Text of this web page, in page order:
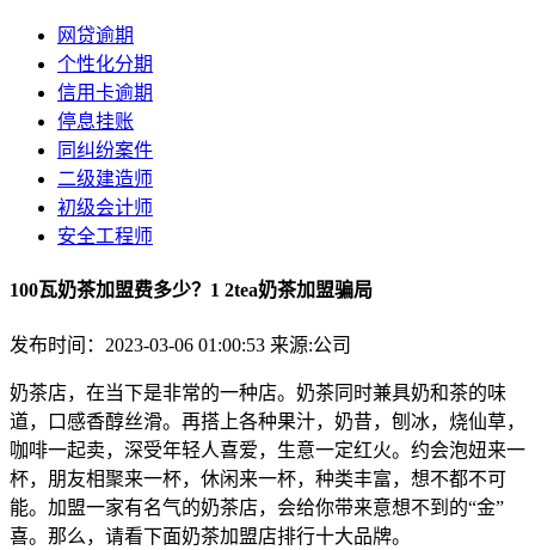
网贷逾期
个性化分期
信用卡逾期
停息挂账
同纠纷案件
二级建造师
初级会计师
安全工程师
100瓦奶茶加盟费多少？1 2tea奶茶加盟骗局
发布时间：2023-03-06 01:00:53 来源:公司
奶茶店，在当下是非常的一种店。奶茶同时兼具奶和茶的味
道，口感香醇丝滑。再搭上各种果汁，奶昔，刨冰，烧仙草，
咖啡一起卖，深受年轻人喜爱，生意一定红火。约会泡妞来一
杯，朋友相聚来一杯，休闲来一杯，种类丰富，想不都不可
能。加盟一家有名气的奶茶店，会给你带来意想不到的“金”
喜。那么，请看下面奶茶加盟店排行十大品牌。